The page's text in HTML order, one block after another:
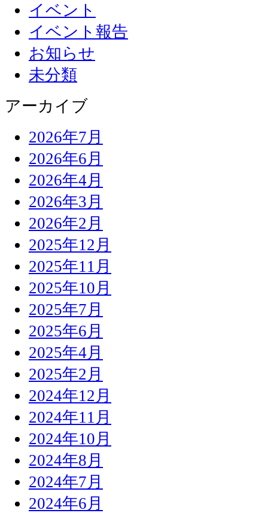
イベント
イベント報告
お知らせ
未分類
アーカイブ
2026年7月
2026年6月
2026年4月
2026年3月
2026年2月
2025年12月
2025年11月
2025年10月
2025年7月
2025年6月
2025年4月
2025年2月
2024年12月
2024年11月
2024年10月
2024年8月
2024年7月
2024年6月